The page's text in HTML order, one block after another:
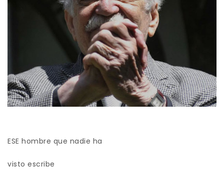
ESE hombre que nadie ha
visto escribe